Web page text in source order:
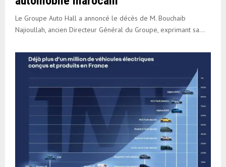
Le Groupe Auto Hall a annoncé le décès de M. Bouchaib
Najioullah, ancien Directeur Général du Groupe, exprimant sa...